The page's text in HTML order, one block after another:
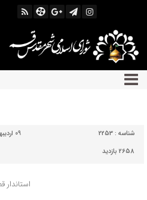
شناسه : 2253
09 اردیبهشت 1398 - 18:49
2658 بازدید
استاندار